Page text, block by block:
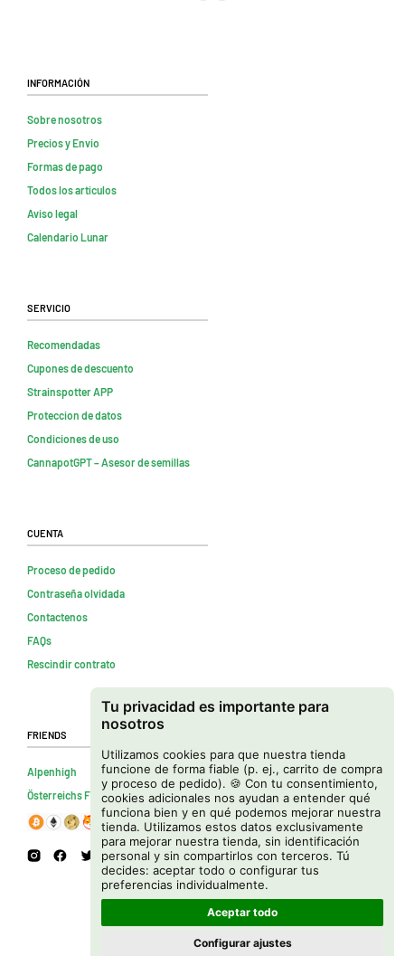
Tu privacidad es importante para
nosotros
Utilizamos cookies para que nuestra tienda
funcione de forma fiable (p. ej., carrito de compra
y proceso de pedido). 🍪 Con tu consentimiento,
cookies adicionales nos ayudan a entender qué
funciona bien y en qué podemos mejorar nuestra
tienda. Utilizamos estos datos exclusivamente
para mejorar nuestra tienda, sin identificación
personal y sin compartirlos con terceros. Tú
decides: aceptar todo o configurar tus
preferencias individualmente.
Aceptar todo
Configurar ajustes
Información
Sobre nosotros
Precios y Envio
Formas de pago
Todos los artículos
Aviso legal
Calendario Lunar
Servicio
Recomendadas
Cupones de descuento
Strainspotter APP
Proteccion de datos
Condiciones de uso
CannapotGPT – Asesor de semillas
Cuenta
Proceso de pedido
Contraseña olvidada
Contactenos
FAQs
Rescindir contrato
Friends
Alpenhigh
Österreichs Firmenverzeichnis
Copyright © 2026 Cannapot Onlineshop